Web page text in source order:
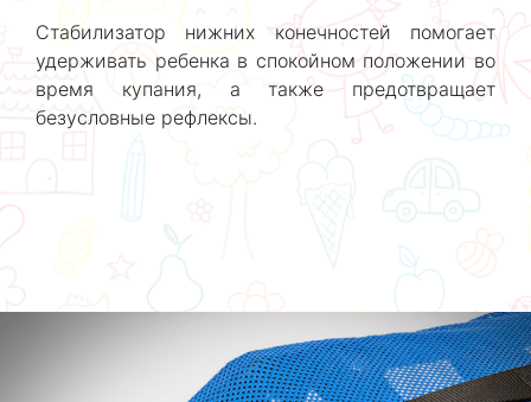
Стабилизатор нижних конечностей помогает
удерживать ребенка в спокойном положении во
время купания, а также предотвращает
безусловные рефлексы.